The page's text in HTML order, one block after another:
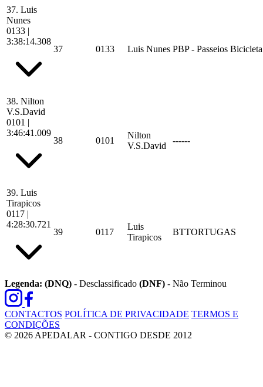
37. Luis
Nunes
0133 |
3:38:14.308
37 0133 Luis Nunes PBP - Passeios
38. Nilton
V.S.David
0101 |
3:46:41.009
38 0101
Nilton
V.S.David
------
39. Luis
Tirapicos
0117 |
4:28:30.721
39 0117
Luis
Tirapicos
BTTORTUGAS
Legenda: (DNQ) - Desclassificado (DNF) - Não Terminou
CONTACTOS POLÍTICA DE PRIVACIDADE TERMOS E
CONDIÇÕES
© 2026 APEDALAR - CONTIGO DESDE 2012